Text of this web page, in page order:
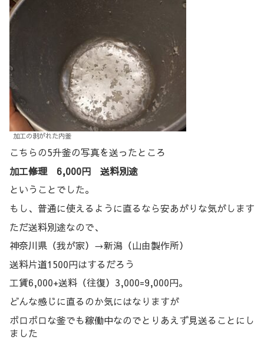
加工の剥がれた内釜
こちらの5升釜の写真を送ったところ
加工修理 6,000円 送料別途
ということでした。
もし、普通に使えるように直るなら安あがりな気がします
ただ送料別途なので、
神奈川県（我が家）→新潟（山由製作所）
送料片道1500円はするだろう
工賃6,000+送料（往復）3,000=9,000円。
どんな感じに直るのか気にはなりますが
ボロボロな釜でも稼働中なのでとりあえず見送ることにし
ました